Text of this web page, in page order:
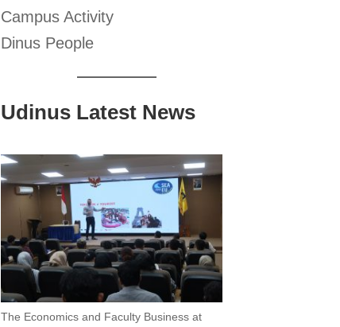
Campus Activity
Dinus People
Udinus Latest News
The Economics and Faculty Business at